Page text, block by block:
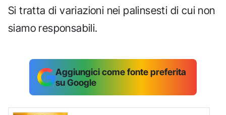
Si tratta di variazioni nei palinsesti di cui non
siamo responsabili.
Aggiungici come fonte preferita
su Google